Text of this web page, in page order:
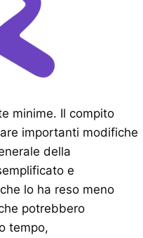
minime. Il compito
importanti modifiche
della
e
lo ha reso meno
potrebbero
tempo,